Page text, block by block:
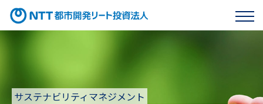
ENGLISH
サステナビリティマネジメント